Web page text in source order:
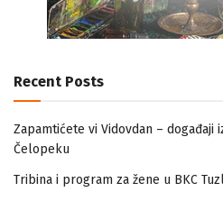
Recent Posts
Zapamtićete vi Vidovdan – događaji
Čelopeku
Tribina i program za žene u BKC